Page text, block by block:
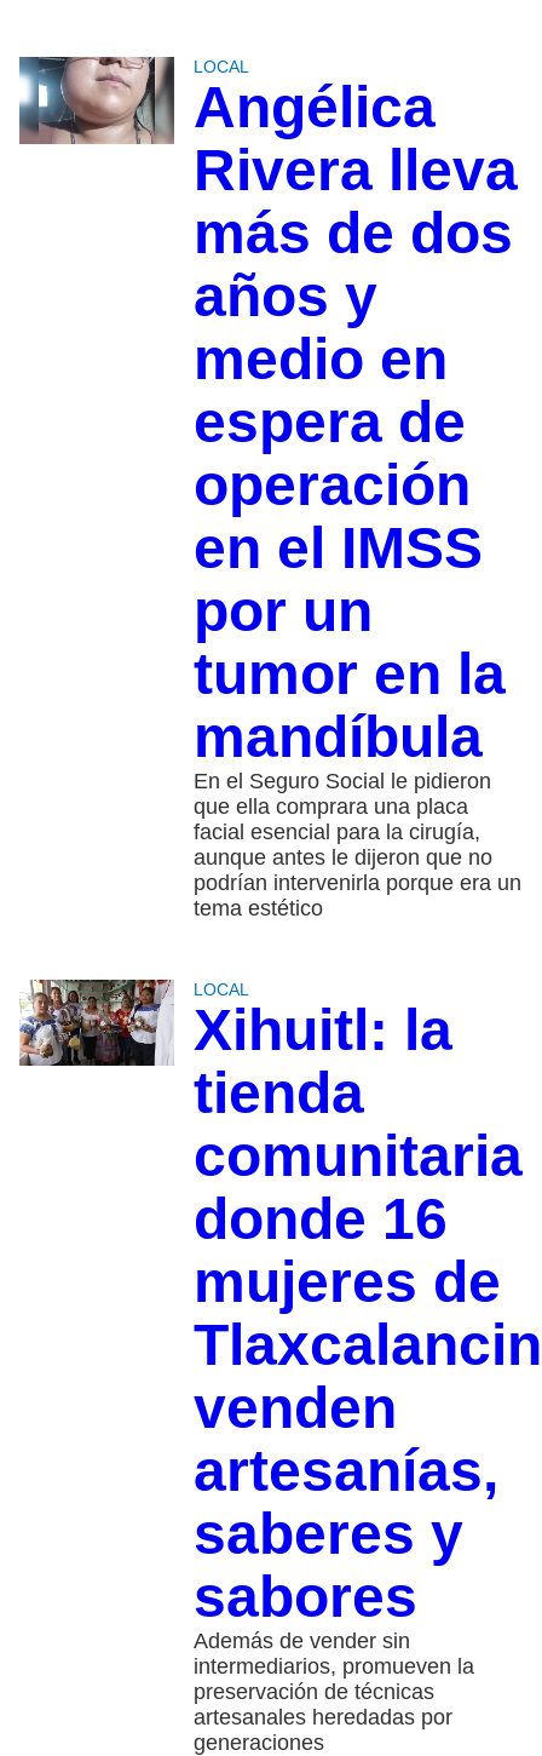
LOCAL
Angélica
Rivera lleva
más de dos
años y
medio en
espera de
operación
en el IMSS
por un
tumor en la
mandíbula
En el Seguro Social le pidieron
que ella comprara una placa
facial esencial para la cirugía,
aunque antes le dijeron que no
podrían intervenirla porque era un
tema estético
LOCAL
Xihuitl: la
tienda
comunitaria
donde 16
mujeres de
venden
artesanías,
saberes y
sabores
Además de vender sin
intermediarios, promueven la
preservación de técnicas
artesanales heredadas por
generaciones